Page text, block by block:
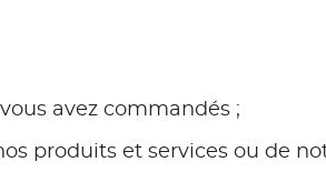
avez commandés ;
produits et services ou de